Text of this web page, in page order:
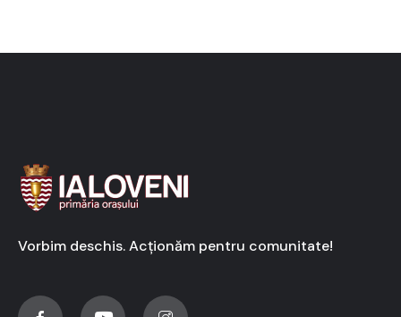
Vorbim deschis. Acționăm pentru comunitate!